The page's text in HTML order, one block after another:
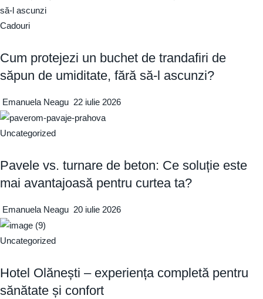
Cadouri
Cum protejezi un buchet de trandafiri de
săpun de umiditate, fără să-l ascunzi?
Emanuela Neagu 22 iulie 2026
Uncategorized
Pavele vs. turnare de beton: Ce soluție este
mai avantajoasă pentru curtea ta?
Emanuela Neagu 20 iulie 2026
Uncategorized
Hotel Olănești – experiența completă pentru
sănătate și confort